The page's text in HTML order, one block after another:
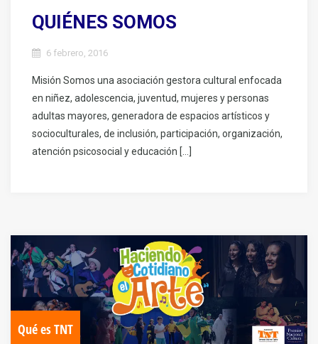
QUIÉNES SOMOS
6 febrero, 2016
Misión Somos una asociación gestora cultural enfocada
en niñez, adolescencia, juventud, mujeres y personas
adultas mayores, generadora de espacios artísticos y
socioculturales, de inclusión, participación, organización,
atención psicosocial y educación […]
Qué es TNT